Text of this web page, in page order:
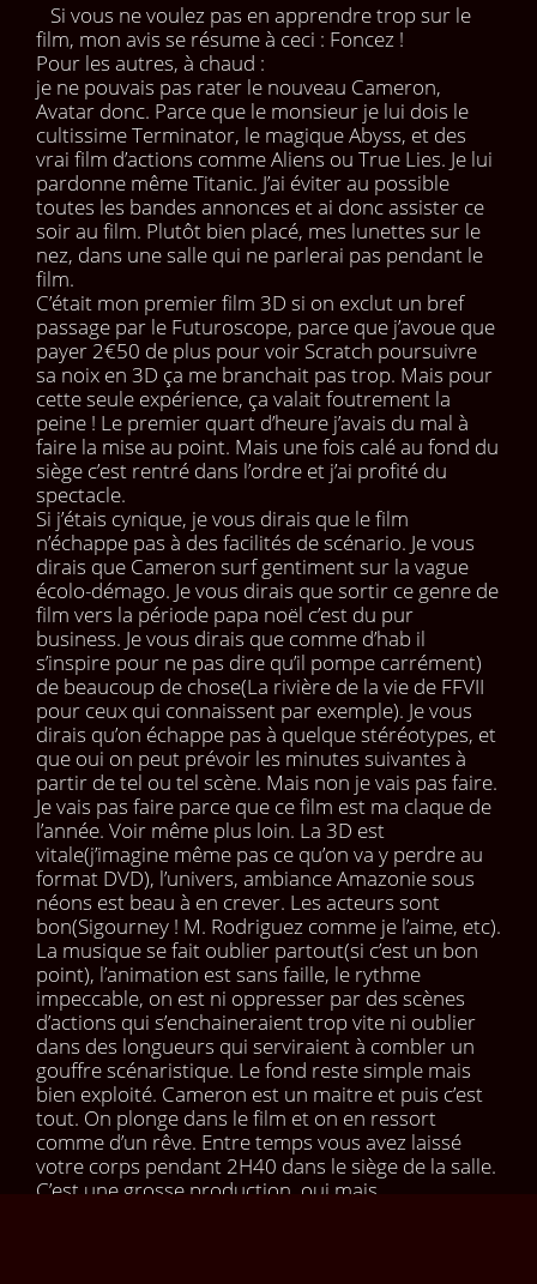
Si vous ne voulez pas en apprendre trop sur le
film, mon avis se résume à ceci : Foncez !
Pour les autres, à chaud :
je ne pouvais pas rater le nouveau Cameron,
Avatar donc. Parce que le monsieur je lui dois le
cultissime Terminator, le magique Abyss, et des
vrai film d’actions comme Aliens ou True Lies. Je lui
pardonne même Titanic. J’ai éviter au possible
toutes les bandes annonces et ai donc assister ce
soir au film. Plutôt bien placé, mes lunettes sur le
nez, dans une salle qui ne parlerai pas pendant le
film.
C’était mon premier film 3D si on exclut un bref
passage par le Futuroscope, parce que j’avoue que
payer 2€50 de plus pour voir Scratch poursuivre
sa noix en 3D ça me branchait pas trop. Mais pour
cette seule expérience, ça valait foutrement la
peine ! Le premier quart d’heure j’avais du mal à
faire la mise au point. Mais une fois calé au fond du
siège c’est rentré dans l’ordre et j’ai profité du
spectacle.
Si j’étais cynique, je vous dirais que le film
n’échappe pas à des facilités de scénario. Je vous
dirais que Cameron surf gentiment sur la vague
écolo-démago. Je vous dirais que sortir ce genre de
film vers la période papa noël c’est du pur
business. Je vous dirais que comme d’hab il
s’inspire pour ne pas dire qu’il pompe carrément)
de beaucoup de chose(La rivière de la vie de FFVII
pour ceux qui connaissent par exemple). Je vous
dirais qu’on échappe pas à quelque stéréotypes, et
que oui on peut prévoir les minutes suivantes à
partir de tel ou tel scène. Mais non je vais pas faire.
Je vais pas faire parce que ce film est ma claque de
l’année. Voir même plus loin. La 3D est
vitale(j’imagine même pas ce qu’on va y perdre au
format DVD), l’univers, ambiance Amazonie sous
néons est beau à en crever. Les acteurs sont
bon(Sigourney ! M. Rodriguez comme je l’aime, etc).
La musique se fait oublier partout(si c’est un bon
point), l’animation est sans faille, le rythme
impeccable, on est ni oppresser par des scènes
d’actions qui s’enchaineraient trop vite ni oublier
dans des longueurs qui serviraient à combler un
gouffre scénaristique. Le fond reste simple mais
bien exploité. Cameron est un maitre et puis c’est
tout. On plonge dans le film et on en ressort
comme d’un rêve. Entre temps vous avez laissé
votre corps pendant 2H40 dans le siège de la salle.
C’est une grosse production, oui mais